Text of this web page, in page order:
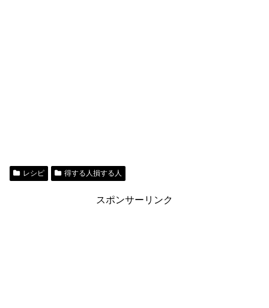
レシピ 得する人損する人
スポンサーリンク